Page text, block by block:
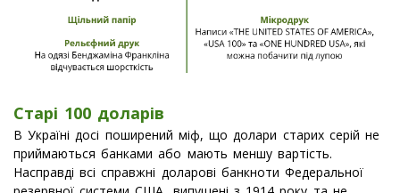
Старі 100 доларів
В Україні досі поширений міф, що долари старих серій не
приймаються банками або мають меншу вартість.
Насправді всі справжні доларові банкноти Федеральної